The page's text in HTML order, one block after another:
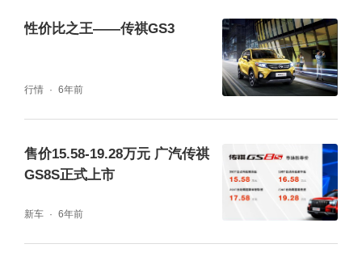
魅力车型之一。超好的用户口碑、越级的价值
体验,节节高升的销量成绩,都是传祺M6品质的
提供更丰富的用车体验。有兴趣的朋友可要抓
性价比之王——传祺GS3
行情 6年前
售价15.58-19.28万元 广汽传祺
GS8S正式上市
新车 6年前